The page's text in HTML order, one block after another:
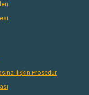
İlişkin Prosedür